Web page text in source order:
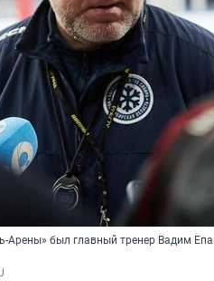
Арены» был главный тренер Вадим